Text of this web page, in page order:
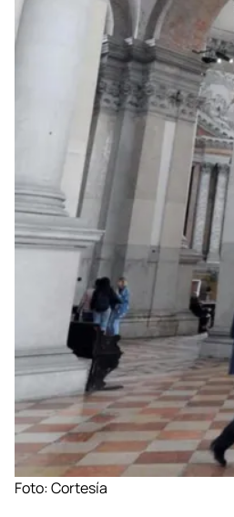
Foto: Cortesía